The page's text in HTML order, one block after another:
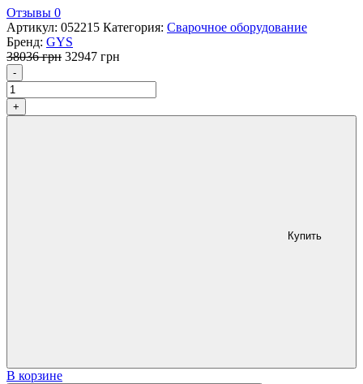
Отзывы 0
Артикул: 052215 Категория: Сварочное оборудование
Бренд: GYS
38036грн Первоначальная
составляла
38036 грн.
32947 грн
32947 грн.
- Количество
+
Купить
В корзине